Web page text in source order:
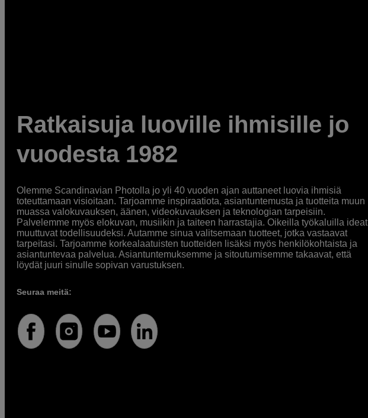
Ratkaisuja luoville ihmisille jo
vuodesta 1982
Olemme Scandinavian Photolla jo yli 40 vuoden ajan auttaneet luovia ihmisiä
toteuttamaan visioitaan. Tarjoamme inspiraatiota, asiantuntemusta ja tuotteita muun
muassa valokuvauksen, äänen, videokuvauksen ja teknologian tarpeisiin.
Palvelemme myös elokuvan, musiikin ja taiteen harrastajia. Oikeilla työkaluilla ideat
muuttuvat todellisuudeksi. Autamme sinua valitsemaan tuotteet, jotka vastaavat
tarpeitasi. Tarjoamme korkealaatuisten tuotteiden lisäksi myös henkilökohtaista ja
asiantuntevaa palvelua. Asiantuntemuksemme ja sitoutumisemme takaavat, että
löydät juuri sinulle sopivan varustuksen.
Seuraa meitä: